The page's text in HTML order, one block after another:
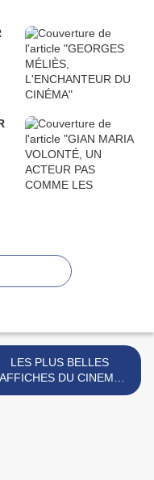
LES PLUS BELLES
AFFICHES DU CINEMA
MONDIAL (40/50) >